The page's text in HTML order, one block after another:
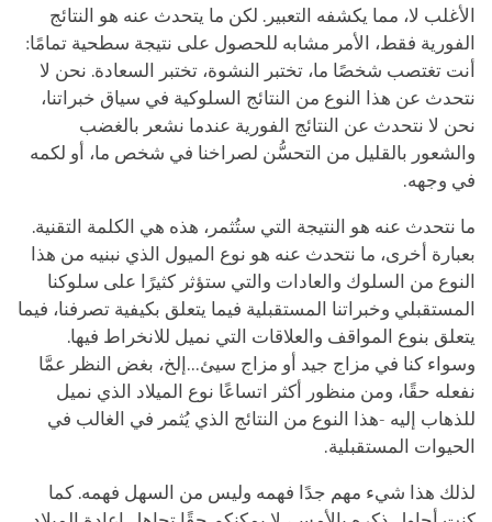
الأغلب لا، مما يكشفه التعبير. لكن ما يتحدث عنه هو النتائج
الفورية فقط، الأمر مشابه للحصول على نتيجة سطحية تمامًا:
أنت تغتصب شخصًا ما، تختبر النشوة، تختبر السعادة. نحن لا
نتحدث عن هذا النوع من النتائج السلوكية في سياق خبراتنا،
نحن لا نتحدث عن النتائج الفورية عندما نشعر بالغضب
والشعور بالقليل من التحسُّن لصراخنا في شخص ما، أو لكمه
في وجهه.
ما نتحدث عنه هو النتيجة التي ستُثمر، هذه هي الكلمة التقنية.
بعبارة أخرى، ما نتحدث عنه هو نوع الميول الذي نبنيه من هذا
النوع من السلوك والعادات والتي ستؤثر كثيرًا على سلوكنا
المستقبلي وخبراتنا المستقبلية فيما يتعلق بكيفية تصرفنا، فيما
يتعلق بنوع المواقف والعلاقات التي نميل للانخراط فيها.
وسواء كنا في مزاج جيد أو مزاج سيئ...إلخ، بغض النظر عمَّا
نفعله حقًا، ومن منظور أكثر اتساعًا نوع الميلاد الذي نميل
للذهاب إليه -هذا النوع من النتائج الذي يُثمر في الغالب في
الحيوات المستقبلية.
لذلك هذا شيء مهم جدًا فهمه وليس من السهل فهمه. كما